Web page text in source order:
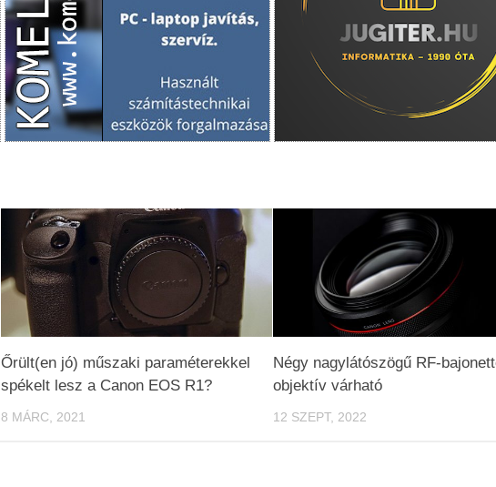
Őrült(en jó) műszaki paraméterekkel
spékelt lesz a Canon EOS R1?
8 MÁRC, 2021
Négy nagylátószögű RF-
objektív várható
12 SZEPT, 2022